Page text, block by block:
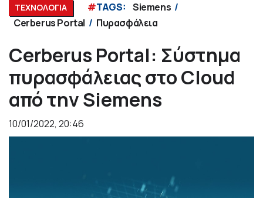
ΤΕΧΝΟΛΟΓΙΑ #TAGS: Siemens
Cerberus Portal
Πυρασφάλεια
Cerberus Portal: Σύστημα
πυρασφάλειας στο Cloud
από την Siemens
10/01/2022, 20:46